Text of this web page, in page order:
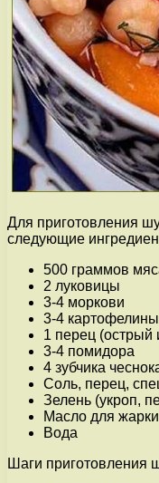
Для приготовления
следующие
500 граммов
2 луковицы
3-4 моркови
3-4 картофелины
1 перец (острый
3-4 помидора
4 зубчика
Соль, перец,
Зелень (укроп,
Масло для жарки
Вода
Шаги приготовления